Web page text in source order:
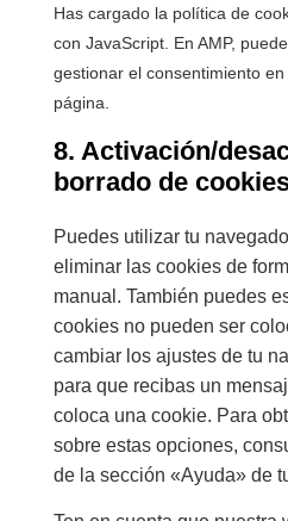
Has cargado la política de
con JavaScript. En AMP,
gestionar el consentimiento
página.
8. Activación/
borrado de
Puedes utilizar tu
eliminar las cookies de
manual. También puedes
cookies no pueden ser
cambiar los ajustes de tu
para que recibas un
coloca una cookie. Para
sobre estas opciones,
de la sección «Ayuda» de